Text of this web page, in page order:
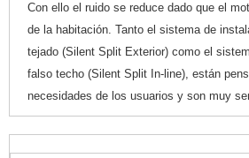
Con ello el ruido se reduce dado que el
de la habitación. Tanto el sistema de
tejado (Silent Split Exterior) como el
falso techo (Silent Split In-line), están
necesidades de los usuarios y son muy